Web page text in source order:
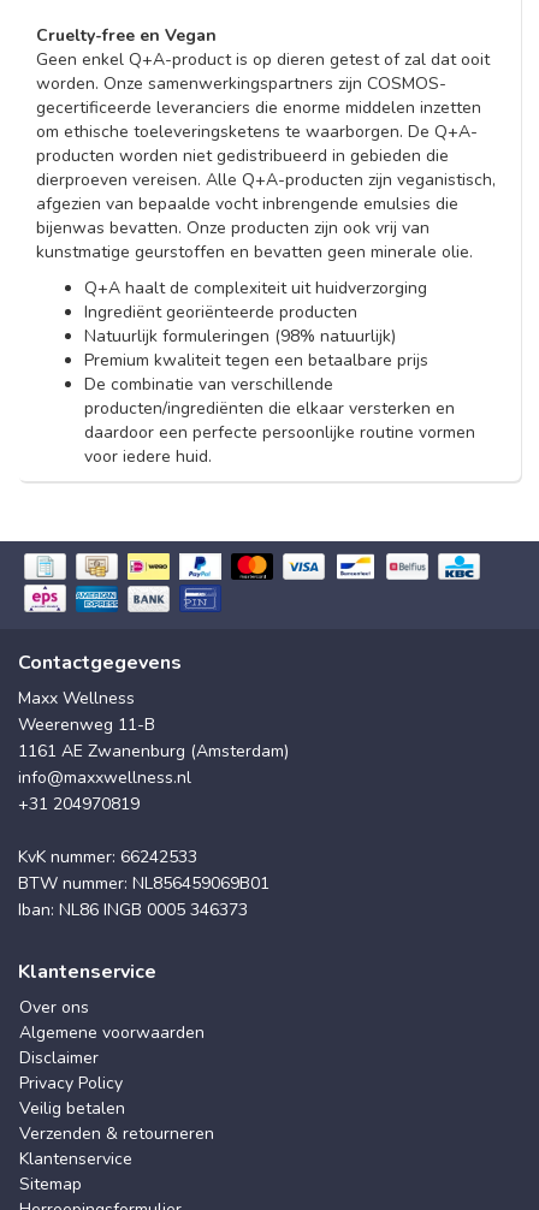
Cruelty-free en Vegan
Geen enkel Q+A-product is op dieren getest of zal dat ooit
worden. Onze samenwerkingspartners zijn COSMOS-
gecertificeerde leveranciers die enorme middelen inzetten
om ethische toeleveringsketens te waarborgen. De Q+A-
producten worden niet gedistribueerd in gebieden die
dierproeven vereisen. Alle Q+A-producten zijn veganistisch,
afgezien van bepaalde vocht inbrengende emulsies die
bijenwas bevatten. Onze producten zijn ook vrij van
kunstmatige geurstoffen en bevatten geen minerale olie.
Q+A haalt de complexiteit uit huidverzorging
Ingrediënt georiënteerde producten
Natuurlijk formuleringen (98% natuurlijk)
Premium kwaliteit tegen een betaalbare prijs
De combinatie van verschillende
producten/ingrediënten die elkaar versterken en
daardoor een perfecte persoonlijke routine vormen
voor iedere huid.
Contactgegevens
Maxx Wellness
Weerenweg 11-B
1161 AE Zwanenburg (Amsterdam)
info@maxxwellness.nl
+31 204970819
KvK nummer: 66242533
BTW nummer: NL856459069B01
Iban: NL86 INGB 0005 346373
Klantenservice
Over ons
Algemene voorwaarden
Disclaimer
Privacy Policy
Veilig betalen
Verzenden & retourneren
Klantenservice
Sitemap